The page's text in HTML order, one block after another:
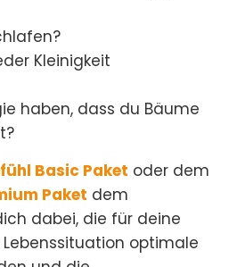
Kleinigkeit
haben, dass du Bäume
Basic Paket oder dem
Paket dem
dabei, die für deine
optimale